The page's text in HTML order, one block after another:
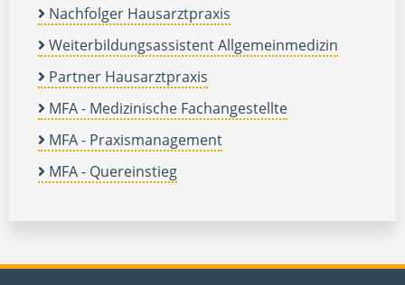
Nachfolger Hausarztpraxis
Weiterbildungsassistent Allgemeinmedizin
Partner Hausarztpraxis
MFA - Medizinische Fachangestellte
MFA - Praxismanagement
MFA - Quereinstieg